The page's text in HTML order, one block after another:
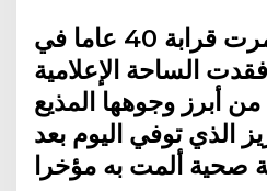
بعد مسيرة استمرت قرابة 40 عاما في
الساحة الإعلامية
من أبرز وجوهها المذيع
الذي توفي اليوم بعد